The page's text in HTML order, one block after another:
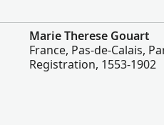
Marie Therese Gouart
France, Pas-de-Calais,
Registration, 1553-1902